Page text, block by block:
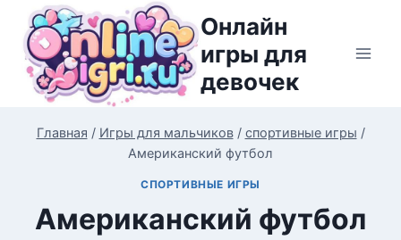
Перейти
содержимому
Онлайн
игры для
девочек
Главная / Игры для мальчиков / спортивные игры /
Американский футбол
СПОРТИВНЫЕ ИГРЫ
Американский футбол